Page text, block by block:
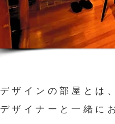
デザインの部屋とは、
デザイナーと一緒に